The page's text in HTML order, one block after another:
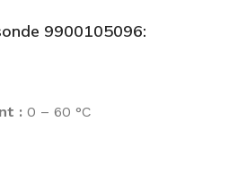
9900105096:
: 0 – 60 °C